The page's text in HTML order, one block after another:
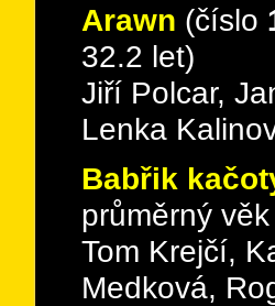
Arawn (číslo
32.2 let)
Jiří Polcar,
Lenka
Babřik
průměrný
Tom Krejčí,
Medková,